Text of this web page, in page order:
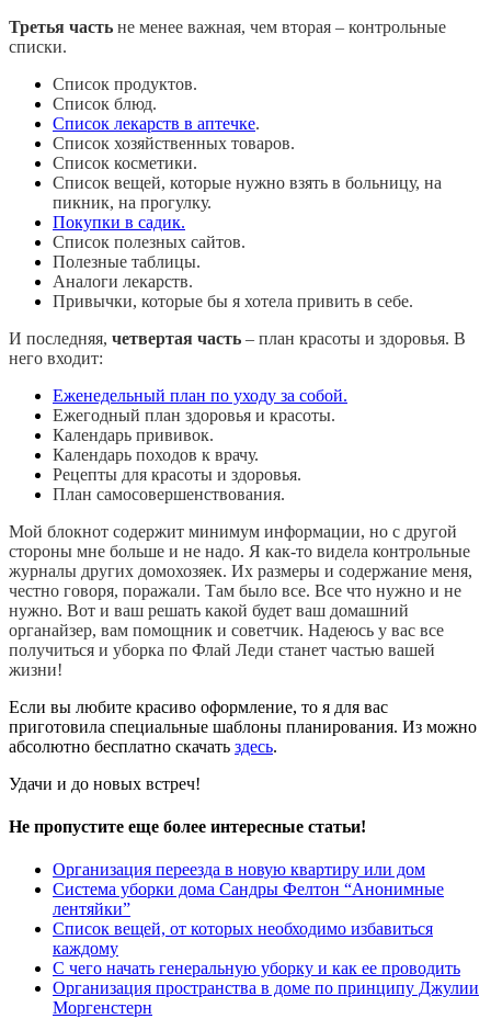
Третья часть не менее важная, чем вторая – контрольные
списки.
Список продуктов.
Список блюд.
Список лекарств в аптечке.
Список хозяйственных товаров.
Список косметики.
Список вещей, которые нужно взять в больницу, на
пикник, на прогулку.
Покупки в садик.
Список полезных сайтов.
Полезные таблицы.
Аналоги лекарств.
Привычки, которые бы я хотела привить в себе.
И последняя, четвертая часть – план красоты и здоровья. В
него входит:
Еженедельный план по уходу за собой.
Ежегодный план здоровья и красоты.
Календарь прививок.
Календарь походов к врачу.
Рецепты для красоты и здоровья.
План самосовершенствования.
Мой блокнот содержит минимум информации, но с другой
стороны мне больше и не надо. Я как-то видела контрольные
журналы других домохозяек. Их размеры и содержание меня,
честно говоря, поражали. Там было все. Все что нужно и не
нужно. Вот и ваш решать какой будет ваш домашний
органайзер, вам помощник и советчик. Надеюсь у вас все
получиться и уборка по Флай Леди станет частью вашей
жизни!
Если вы любите красиво оформление, то я для вас
приготовила специальные шаблоны планирования. Из можно
абсолютно бесплатно скачать здесь.
Удачи и до новых встреч!
Не пропустите еще более интересные статьи!
Организация переезда в новую квартиру или дом
Система уборки дома Сандры Фелтон “Анонимные
лентяйки”
Список вещей, от которых необходимо избавиться
каждому
С чего начать генеральную уборку и как ее проводить
Организация пространства в доме по принципу Джулии
Моргенстерн